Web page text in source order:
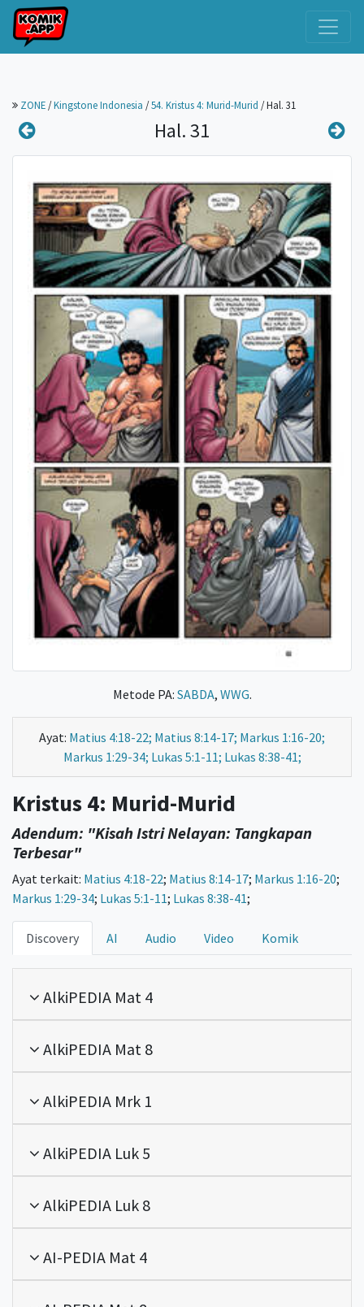
ZONE /Kingstone Indonesia /54. Kristus 4: Murid-Murid /Hal. 31
Hal. 31
Metode PA: SABDA, WWG.
Ayat: Matius 4:18-22; Matius 8:14-17; Markus 1:16-20;
Markus 1:29-34; Lukas 5:1-11; Lukas 8:38-41;
Kristus 4: Murid-Murid
Adendum: "Kisah Istri Nelayan: Tangkapan
Terbesar"
Ayat terkait: Matius 4:18-22; Matius 8:14-17; Markus 1:16-20;
Markus 1:29-34; Lukas 5:1-11; Lukas 8:38-41;
Discovery AI Audio Video Komik
AlkiPEDIA Mat 4
AlkiPEDIA Mat 8
AlkiPEDIA Mrk 1
AlkiPEDIA Luk 5
AlkiPEDIA Luk 8
AI-PEDIA Mat 4